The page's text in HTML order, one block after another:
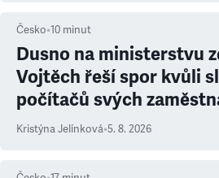
Česko•10 minut
Dusno na ministerstvu
Vojtěch řeší spor kvůli
počítačů svých
Kristýna Jelínková•5. 8. 2026